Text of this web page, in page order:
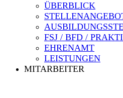
ÜBERBLICK
FSJ / BFD /
EHRENAMT
LEISTUNGEN
MITARBEITER